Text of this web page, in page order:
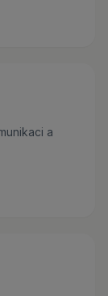
a